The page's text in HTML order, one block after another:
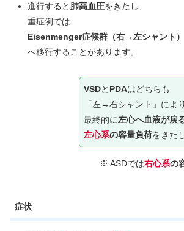
進行すると 肺高血圧をきたし、
重症例では
Eisenmenger症候群（右→左シャント）
へ移行することがあります。
VSDと PDAはどちらも
「左→右シャント」により
最終的に左心へ血液が戻
左心系の容量負荷をきた
※ ASDでは右心系の
症状